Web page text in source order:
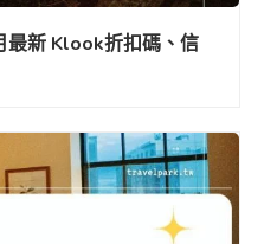
新 Klook折扣碼、信